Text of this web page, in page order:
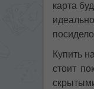
карта
Купить
стоит